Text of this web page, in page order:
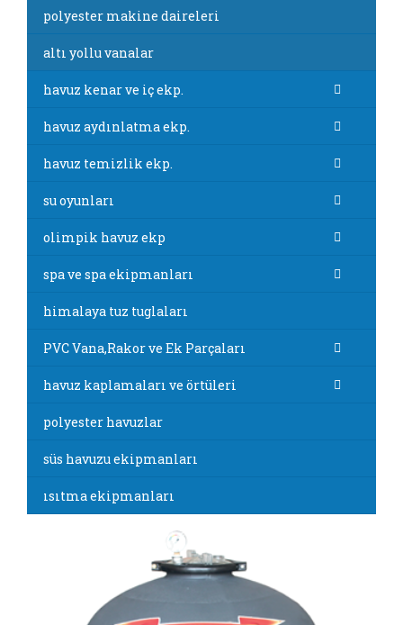
polyester makine daireleri
altı yollu vanalar
havuz kenar ve iç ekp.
havuz aydınlatma ekp.
havuz temizlik ekp.
su oyunları
olimpik havuz ekp
spa ve spa ekipmanları
himalaya tuz tuglaları
PVC Vana,Rakor ve Ek Parçaları
havuz kaplamaları ve örtüleri
polyester havuzlar
süs havuzu ekipmanları
ısıtma ekipmanları